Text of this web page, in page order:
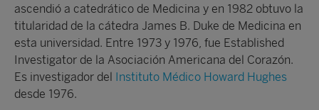
ascendió a catedrático de Medicina y en 1982 obtuvo la
titularidad de la cátedra James B. Duke de Medicina en
esta universidad. Entre 1973 y 1976, fue Established
Investigator de la Asociación Americana del Corazón.
Es investigador del Instituto Médico Howard Hughes
desde 1976.